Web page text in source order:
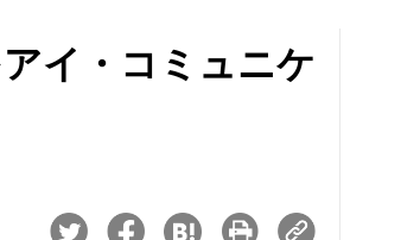
イ・コミュニケ